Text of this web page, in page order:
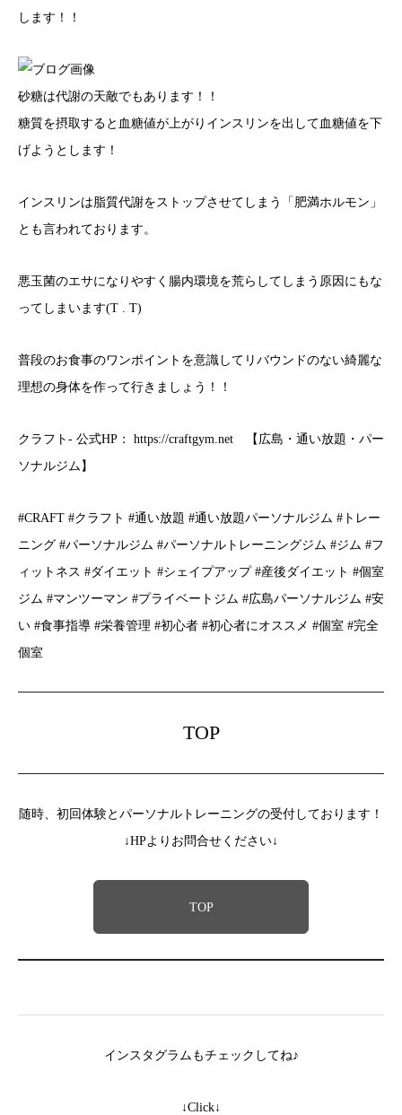
します！！
砂糖は代謝の天敵でもあります！！
糖質を摂取すると血糖値が上がりインスリンを出して血糖値を下
げようとします！
インスリンは脂質代謝をストップさせてしまう「肥満ホルモン」
とも言われております。
悪玉菌のエサになりやすく腸内環境を荒らしてしまう原因にもな
ってしまいます(T . T)
普段のお食事のワンポイントを意識してリバウンドのない綺麗な
理想の身体を作って行きましょう！！
クラフト- 公式HP： https://craftgym.net 【広島・通い放題・パー
ソナルジム】
#CRAFT #クラフト #通い放題 #通い放題パーソナルジム #トレー
ニング #パーソナルジム #パーソナルトレーニングジム #ジム #フ
ィットネス #ダイエット #シェイプアップ #産後ダイエット #個室
ジム #マンツーマン #プライベートジム #広島パーソナルジム #安
い #食事指導 #栄養管理 #初心者 #初心者にオススメ #個室 #完全
個室
TOP
随時、初回体験とパーソナルトレーニングの受付しております！
↓HPよりお問合せください↓
TOP
インスタグラムもチェックしてね♪
↓Click↓